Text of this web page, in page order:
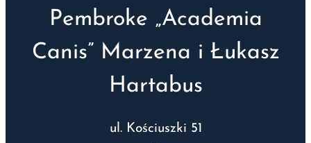
Pembroke „Academia
Canis” Marzena i Łukasz
Hartabus
ul. Kościuszki 51